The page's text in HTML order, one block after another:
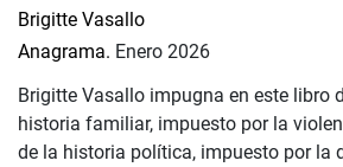
Brigitte Vasallo
Anagrama. Enero 2026
Brigitte Vasallo impugna en este libro
historia familiar, impuesto por la
de la historia política, impuesto por la